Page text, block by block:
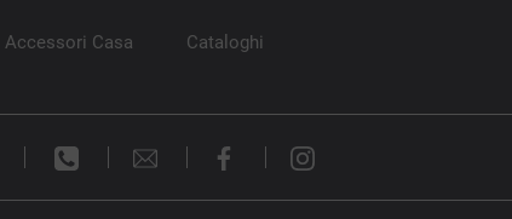
Accessori Casa Cataloghi